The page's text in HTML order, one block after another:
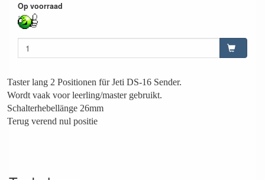
Op voorraad
Taster lang 2 Positionen für Jeti DS-16 Sender.
Wordt vaak voor leerling/master gebruikt.
Schalterhebellänge 26mm
Terug verend nul positie